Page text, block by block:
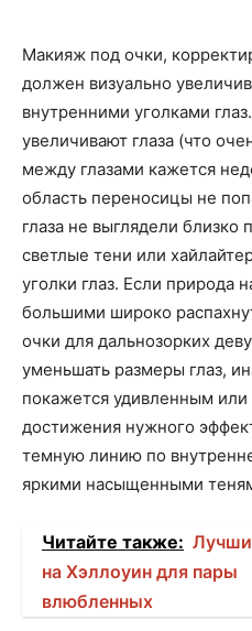
Макияж под очки,
должен визуально
внутренними уголками
увеличивают глаза (что
между глазами кажется
область переносицы не
глаза не выглядели
светлые тени или
уголки глаз. Если природа
большими широко
очки для дальнозорких
уменьшать размеры глаз,
покажется удивленным
достижения нужного
темную линию по
яркими насыщенными
Читайте также:
на Хэллоуин для пары
влюбленных